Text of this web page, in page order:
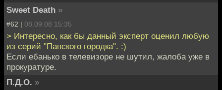
Sweet Death »
#62 | 08.09.08 15:35
> Интересно, как бы данный эксперт оценил любую
из серий "Папского городка". :)
Если ебанько в телевизоре не шутил, жалоба уже в
прокуратуре.
П.Д.О. »